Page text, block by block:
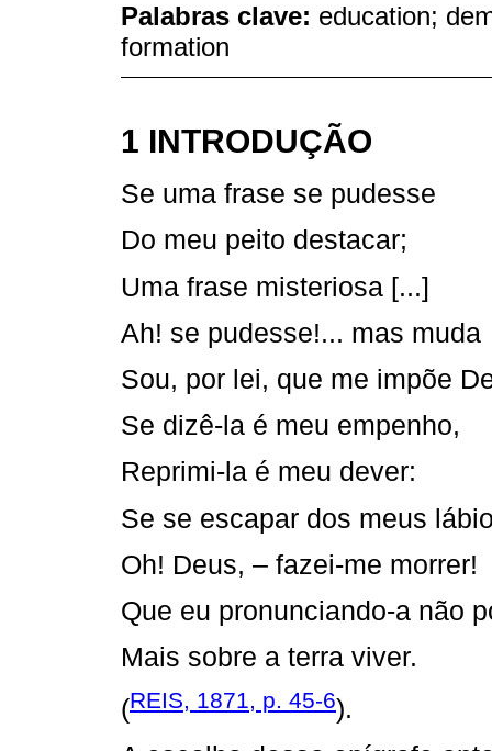
Palabras clave: education;
formation
1 INTRODUÇÃO
Se uma frase se pudesse
Do meu peito destacar;
Uma frase misteriosa [...]
Ah! se pudesse!... mas muda
Sou, por lei, que me impõe
Se dizê-la é meu empenho,
Reprimi-la é meu dever:
Se se escapar dos meus
Oh! Deus, – fazei-me morrer!
Que eu pronunciando-a não
Mais sobre a terra viver.
(REIS, 1871, p. 45-6).